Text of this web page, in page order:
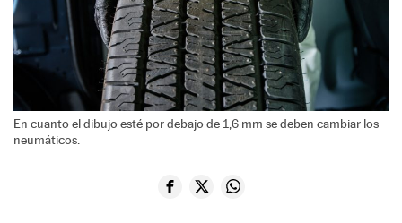
En cuanto el dibujo esté por debajo de 1,6 mm se deben cambiar los
neumáticos.